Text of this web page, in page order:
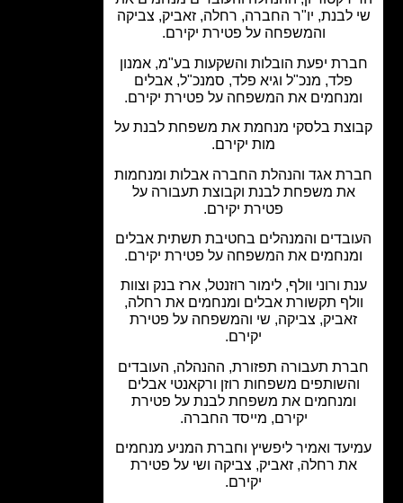
לבנת, יו"ר החברה, רחלה, זאביק, צביקה
והמשפחה על פטירת יקירם.
יפעת הובלות והשקעות בע"מ, אמנון
פלד, מנכ"ל וגיא פלד, סמנכ"ל, אבלים
את המשפחה על פטירת יקירם.
בלסקי מנחמת את משפחת לבנת על
מות יקירם.
אגד והנהלת החברה אבלות ומנחמות
את משפחת לבנת וקבוצת תעבורה על
פטירת יקירם.
והמנהלים בחטיבת תשתית אבלים
את המשפחה על פטירת יקירם.
ורוני וולף, לימור רוזנטל, ארז בנק וצוות
תקשורת אבלים ומנחמים את רחלה,
צביקה, שי והמשפחה על פטירת
תעבורה תפזורת, ההנהלה, העובדים
משפחות רוזן ורקאנטי אבלים
ומנחמים את משפחת לבנת על פטירת
יקירם, מייסד החברה.
ואמיר ליפשיץ וחברת המניע מנחמים
את רחלה, זאביק, צביקה ושי על פטירת